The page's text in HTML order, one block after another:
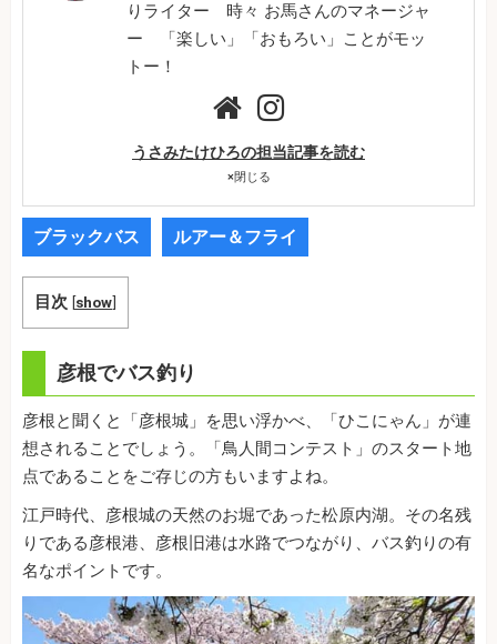
りライター 時々 お馬さんのマネージャ
ー 「楽しい」「おもろい」ことがモッ
トー！
うさみたけひろの担当記事を読む
×閉じる
ブラックバス ルアー＆フライ
目次 [show]
彦根でバス釣り
彦根と聞くと「彦根城」を思い浮かべ、「ひこにゃん」が連
想されることでしょう。「鳥人間コンテスト」のスタート地
点であることをご存じの方もいますよね。
江戸時代、彦根城の天然のお堀であった松原内湖。その名残
りである彦根港、彦根旧港は水路でつながり、バス釣りの有
名なポイントです。